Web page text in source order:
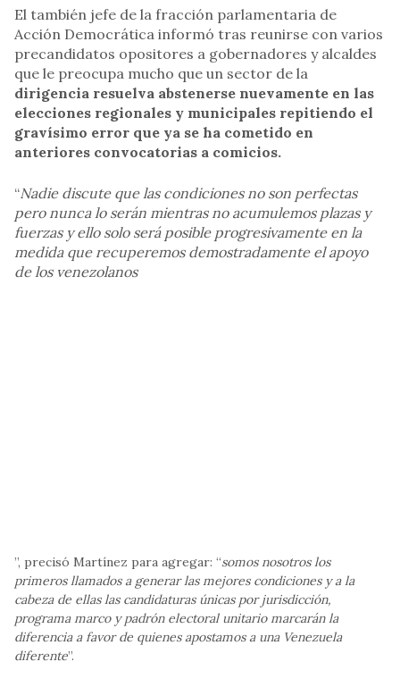
El también jefe de la fracción parlamentaria de
Acción Democrática informó tras reunirse con varios
precandidatos opositores a gobernadores y alcaldes
que le preocupa mucho que un sector de la
dirigencia resuelva abstenerse nuevamente en las
elecciones regionales y municipales repitiendo el
gravísimo error que ya se ha cometido en
anteriores convocatorias a comicios.
“Nadie discute que las condiciones no son perfectas
pero nunca lo serán mientras no acumulemos plazas y
fuerzas y ello solo será posible progresivamente en la
medida que recuperemos demostradamente el apoyo
de los venezolanos
”, precisó Martínez para agregar: “somos nosotros los
primeros llamados a generar las mejores condiciones y a la
cabeza de ellas las candidaturas únicas por jurisdicción,
programa marco y padrón electoral unitario marcarán la
diferencia a favor de quienes apostamos a una Venezuela
diferente”.